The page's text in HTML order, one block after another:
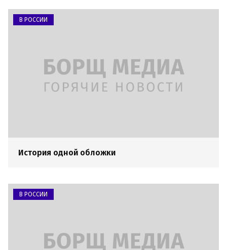
В РОССИИ
История одной обложки
В РОССИИ